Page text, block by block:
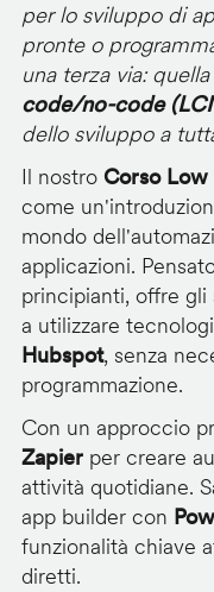
per lo sviluppo di
pronte o
una terza via:
code/no-code
dello sviluppo a
Il nostro Corso
come
mondo
applicazioni.
principianti, offre gli
a utilizzare
Hubspot, senza
programmazione.
Con un approccio
Zapierper creare
attività quotidiane.
app builder con
funzionalità chiave
diretti.